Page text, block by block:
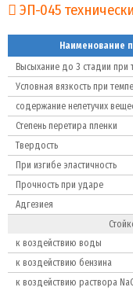
ЭП-045
Наименование
Высыхание до 3 стадии при
Условная вязкость при
содержание нелетучих
Степень перетира пленки
Твердость
При изгибе эластичность
Прочность при ударе
Адгезиея
к воздействию воды
к воздействию бензина
к воздействию раствора